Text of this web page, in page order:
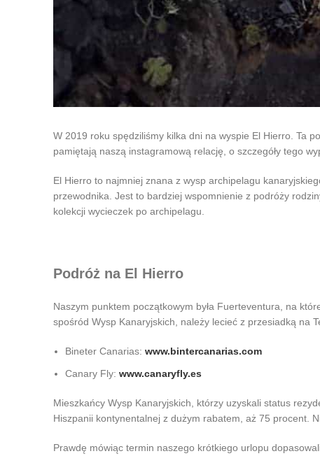
W 2019 roku spędziliśmy kilka dni na wyspie El Hierro. Ta
pamiętają naszą instagramową relację, o szczegóły tego
El Hierro to najmniej znana z wysp archipelagu
przewodnika. Jest to bardziej wspomnienie z podróży
kolekcji wycieczek po archipelagu.
Podróż na El Hierro
Naszym punktem początkowym była Fuerteventura, na
spośród Wysp Kanaryjskich, należy lecieć z przesiadką na
Bineter Canarias: www.bintercanarias.com
Canary Fly: www.canaryfly.es
Mieszkańcy Wysp Kanaryjskich, którzy uzyskali status
Hiszpanii kontynentalnej z dużym rabatem, aż 75 procent.
Prawdę mówiąc termin naszego krótkiego urlopu